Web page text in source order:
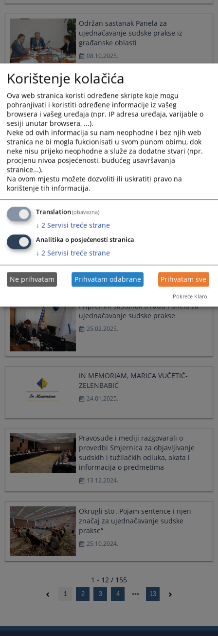
Održan sastanak Panela za
ujednačavanje sudske prakse iz
građanske oblasti
08.10.2025.
harmonizaciji sudske prakse
02.09.2025.
Nova Pravila o radu Panela za
ujednačavanje sudske prakse u BiH
Partnerska saradnja VSTV-a BiH i
28.04.2025.
Pripremni sastanak o radu Panela za
ujednačavanje sudske prakse
25.02.2025.
IN MEMORIAM, MARICA VUČETIĆ-
ZELENBABIĆ
24.01.2025.
Pravosuđe i mediji razgovarali o
provedbi Smjernica za objavljivanje
sudskih i tužilačkih odluka, akata i
informacija o predmetima
13.12.2024.
Okrugli sto „Pojam sentence i njen
značaj za ujednačavanje sudske
prakse“
25.10.2024.
1 - 12 / 155
1 2 3 4 13
Korištenje kolačića
Ova web stranica koristi određene skripte koje mogu
pohranjivati i koristiti određene informacije iz vašeg
browsera i vašeg uređaja (npr. IP adresa uređaja, varijable o
sesiji unutar browsera, ...).
Neke od ovih informacija su nam neophodne i bez njih web
stranica ne bi mogla fukcionisati u svom punom obimu, dok
neke nisu prijeko neophodne a služe za dodatne stvari (npr.
procjenu nivoa posjećenosti, budućeg usavršavanja
stranice...).
Na ovom mjestu možete dozvoliti ili uskratiti pravo na
korištenje tih informacija.
Translation(obavezna)
↓ 2 Servisi treće strane
Analitika o posjećenosti stranica
↓ 2 Servisi treće strane
Ne prihvatam Prihvatam odabrane Prihvatam sve
Pokreće Klaro!